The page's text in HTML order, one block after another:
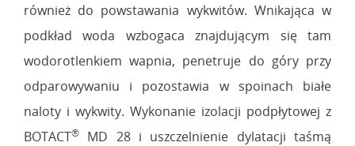
również do powstawania wykwitów. Wnikająca w
podkład woda wzbogaca znajdującym się tam
wodorotlenkiem wapnia, penetruje do góry przy
odparowywaniu i pozostawia w spoinach białe
naloty i wykwity. Wykonanie izolacji podpłytowej z
BOTACT®
MD 28 i uszczelnienie dylatacji taśmą